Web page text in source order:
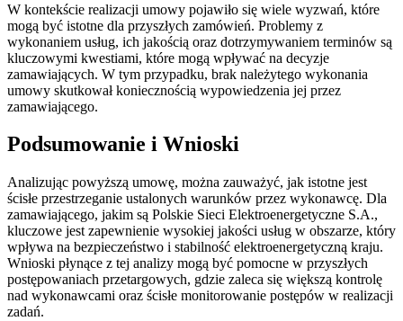
W kontekście realizacji umowy pojawiło się wiele wyzwań, które
mogą być istotne dla przyszłych zamówień. Problemy z
wykonaniem usług, ich jakością oraz dotrzymywaniem terminów są
kluczowymi kwestiami, które mogą wpływać na decyzje
zamawiających. W tym przypadku, brak należytego wykonania
umowy skutkował koniecznością wypowiedzenia jej przez
zamawiającego.
Podsumowanie i Wnioski
Analizując powyższą umowę, można zauważyć, jak istotne jest
ścisłe przestrzeganie ustalonych warunków przez wykonawcę. Dla
zamawiającego, jakim są Polskie Sieci Elektroenergetyczne S.A.,
kluczowe jest zapewnienie wysokiej jakości usług w obszarze, który
wpływa na bezpieczeństwo i stabilność elektroenergetyczną kraju.
Wnioski płynące z tej analizy mogą być pomocne w przyszłych
postępowaniach przetargowych, gdzie zaleca się większą kontrolę
nad wykonawcami oraz ścisłe monitorowanie postępów w realizacji
zadań.